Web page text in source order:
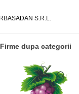
S.R.L.
Firme dupa categorii